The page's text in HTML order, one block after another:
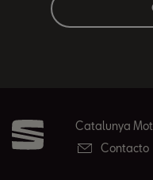
Catalunya
Contacto